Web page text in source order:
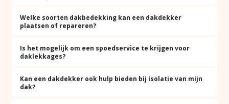
Welke soorten dakbedekking kan een dakdekker
plaatsen of repareren?
Is het mogelijk om een spoedservice te krijgen voor
daklekkages?
Kan een dakdekker ook hulp bieden bij isolatie van mijn
dak?